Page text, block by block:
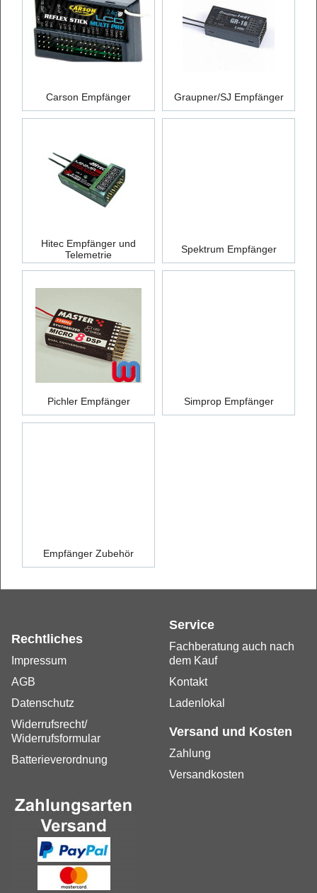
Carson Empfänger Graupner/SJ Empfänger
Hitec Empfänger und
Telemetrie
Spektrum Empfänger
Pichler Empfänger Simprop Empfänger
Empfänger Zubehör
Service
Fachberatung auch nach
dem Kauf
Kontakt
Ladenlokal
Rechtliches
Impressum
AGB
Datenschutz
Widerrufsrecht/
Widerrufsformular
Batterieverordnung
Versand und Kosten
Zahlung
Versandkosten